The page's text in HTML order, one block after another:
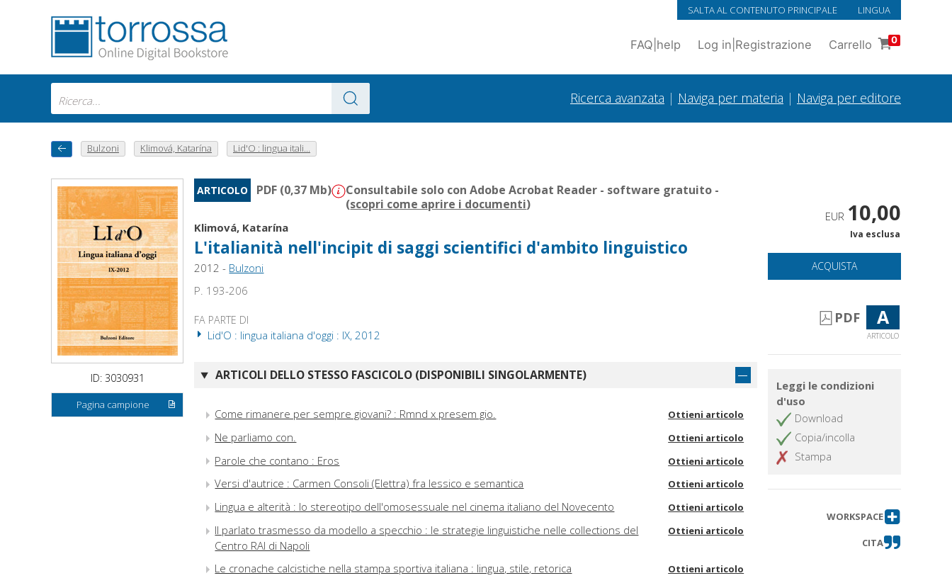
SALTA AL CONTENUTO PRINCIPALE LINGUA
FAQ help Log in Registrazione Carrello 0
Ricerca avanzata | Naviga per materia | Naviga per editore
Bulzoni Klimová, Katarína Lid'O : lingua itali...
ID: 3030931
Pagina campione
ARTICOLO PDF (0,37 Mb)
Consultabile solo con Adobe Acrobat Reader - software gratuito -
(scopri come aprire i documenti)
Klimová, Katarína
L'italianità nell'incipit di saggi scientifici d'ambito linguistico
2012 - Bulzoni
P. 193-206
FA PARTE DI
Lid'O : lingua italiana d'oggi : IX, 2012
ARTICOLI DELLO STESSO FASCICOLO (DISPONIBILI SINGOLARMENTE)
Come rimanere per sempre giovani? : Rmnd x presem gio. Ottieni articolo
Ne parliamo con. Ottieni articolo
Parole che contano : Eros Ottieni articolo
Versi d'autrice : Carmen Consoli (Elettra) fra lessico e semantica Ottieni articolo
Lingua e alterità : lo stereotipo dell'omosessuale nel cinema italiano del Novecento Ottieni articolo
Il parlato trasmesso da modello a specchio : le strategie linguistiche nelle collections del
Centro RAI di Napoli
Ottieni articolo
Le cronache calcistiche nella stampa sportiva italiana : lingua, stile, retorica Ottieni articolo
EUR 10,00
Iva esclusa
ACQUISTA
PDF A
ARTICOLO
Leggi le condizioni
d'uso
Download
Copia/incolla
Stampa
WORKSPACE
CITA